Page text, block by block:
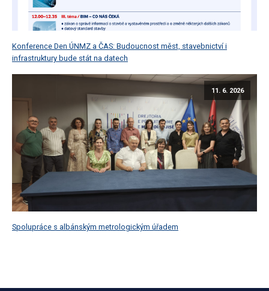
Konference Den ÚNMZ a ČAS: Budoucnost měst, stavebnictví i
infrastruktury bude stát na datech
11. 6. 2026
Spolupráce s albánským metrologickým úřadem